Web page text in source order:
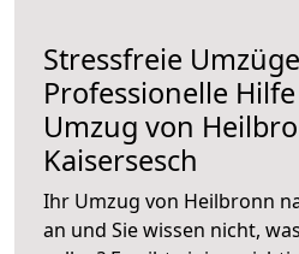
Stressfreie
Professionelle
Umzug von
Kaisersesch
Ihr Umzug von Heilbronn
an und Sie wissen nicht,